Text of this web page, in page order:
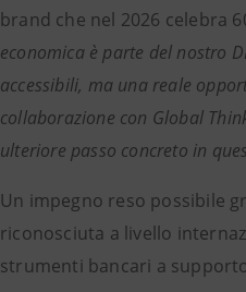
brand che nel 2026 celebra
economica è parte del nostro
accessibili, ma una reale
collaborazione con Global
ulteriore passo concreto in
Un impegno reso possibile
riconosciuta a livello
strumenti bancari a